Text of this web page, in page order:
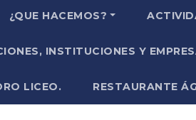
¿QUE HACEMOS?
INSTITUCIONES Y
LICEO. RESTAURANTE